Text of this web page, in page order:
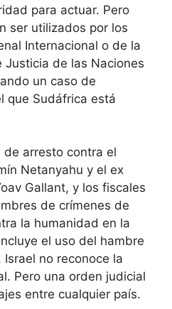
para actuar. Pero
ser utilizados por los
Internacional o de la
Justicia de las Naciones
un caso de
que Sudáfrica está
de arresto contra el
Netanyahu y el ex
Gallant, y los fiscales
de crímenes de
la humanidad en la
el uso del hambre
no reconoce la
Pero una orden judicial
entre cualquier país.